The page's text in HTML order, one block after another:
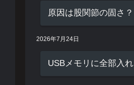
原因は股関節の固さ？
2026年7月24日
USBメモリに全部入れ